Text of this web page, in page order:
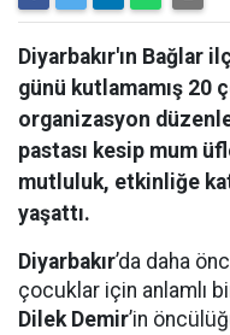
Diyarbakır'ın Bağlar
günü kutlamamış 20
organizasyon
pastası kesip mum
mutluluk, etkinliğe
yaşattı.
Diyarbakır’da daha
çocuklar için anlamlı
Dilek Demir’in